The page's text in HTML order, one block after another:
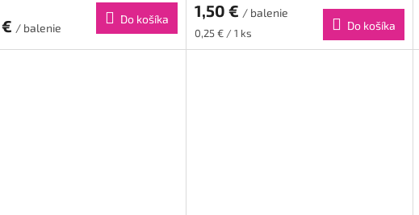
/ balenie
Do košíka 1,50 € / balenie
Jednotková
cena:
0,25 € / 1 ks
Do košíka